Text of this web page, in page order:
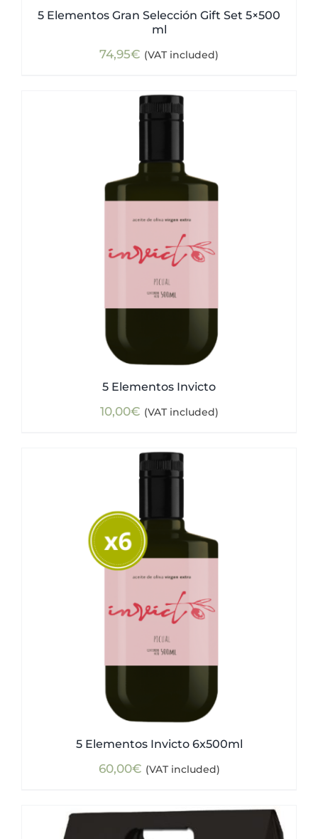
5 Elementos Gran Selección Gift Set 5×500
ml
74,95€ (VAT included)
5 Elementos Invicto
10,00€ (VAT included)
5 Elementos Invicto 6x500ml
60,00€ (VAT included)